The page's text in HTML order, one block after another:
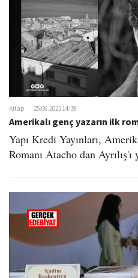
Kitap 25.06.2025 14:39
Amerikalı genç yazarın ilk
Yapı Kredi Yayınları,
Romanı Atacho dan Ayrılış'ı